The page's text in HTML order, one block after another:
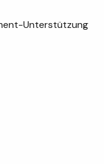
Unterstützung